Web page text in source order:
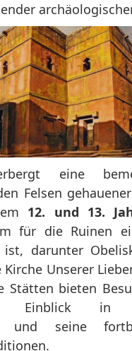
eine
Felsen
12. und 13.
für die Ruinen
darunter
Unserer
Stätten bieten
Einblick in
und seine